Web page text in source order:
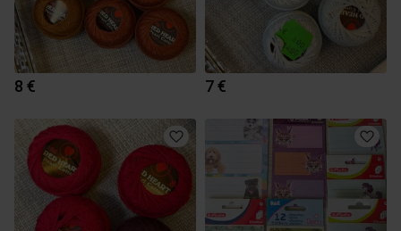
8 € 7 €